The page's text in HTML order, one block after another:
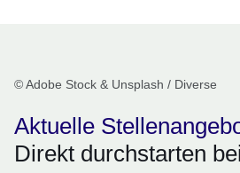
© Adobe Stock & Unsplash / Diverse
Aktuelle
Direkt durchstarten